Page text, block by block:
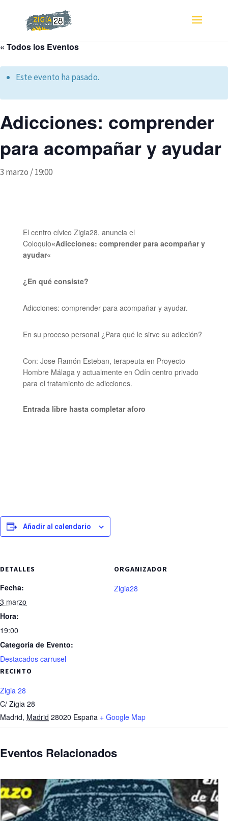
« Todos los Eventos
Este evento ha pasado.
Adicciones: comprender
para acompañar y ayudar
3 marzo / 19:00
El centro cívico Zigia28, anuncia el
Coloquio«Adicciones: comprender para acompañar y
ayudar«
¿En qué consiste?
Adicciones: comprender para acompañar y ayudar.
En su proceso personal ¿Para qué le sirve su adicción?
Con: Jose Ramón Esteban, terapeuta en Proyecto
Hombre Málaga y actualmente en Odín centro privado
para el tratamiento de adicciones.
Entrada libre hasta completar aforo
Añadir al calendario
DETALLES
Fecha:
3 marzo
Hora:
19:00
Categoría de Evento:
Destacados carrusel
RECINTO
Zigia 28
C/ Zigia 28
Madrid, Madrid 28020 España + Google Map
ORGANIZADOR
Zigia28
Eventos Relacionados